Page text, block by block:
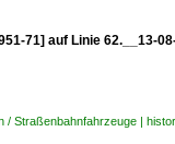
71] auf Linie 62.__13-
/ Straßenbahnfahrzeuge |